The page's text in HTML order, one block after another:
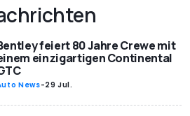
feiert 80 Jahre Crewe mit
einzigartigen Continental
News-29 Jul.